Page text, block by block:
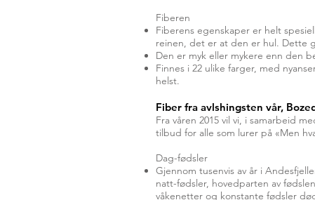
Fiberen
Fiberens egenskaper er helt
reinen, det er at den er hul. Dette
Den er myk eller mykere enn den
Finnes i 22 ulike farger, med
helst.
Fiber fra avlshingsten vår,
Fra våren 2015 vil vi, i samarbeid
tilbud for alle som lurer på «Men
Dag-fødsler
Gjennom tusenvis av år i
natt-fødsler, hovedparten av
våkenetter og konstante fødsler